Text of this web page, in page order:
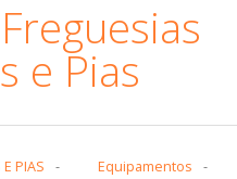
E PIAS - Equipamentos
-